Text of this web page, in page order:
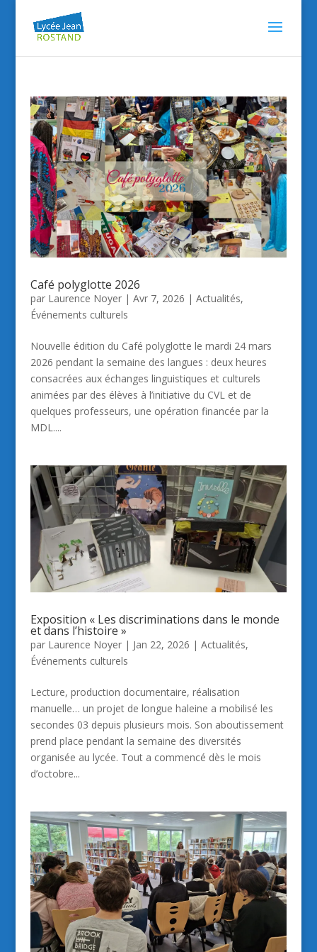
Café polyglotte 2026
par Laurence Noyer| Avr 7, 2026 | Actualités,
Événements culturels
Nouvelle édition du Café polyglotte le mardi 24 mars
2026 pendant la semaine des langues : deux heures
consacrées aux échanges linguistiques et culturels
animées par des élèves à l’initiative du CVL et de
quelques professeurs, une opération financée par la
MDL....
Exposition « Les discriminations dans le monde
et dans l’histoire »
par Laurence Noyer| Jan 22, 2026 | Actualités,
Événements culturels
Lecture, production documentaire, réalisation
manuelle… un projet de longue haleine a mobilisé les
secondes 03 depuis plusieurs mois. Son aboutissement
prend place pendant la semaine des diversités
organisée au lycée. Tout a commencé dès le mois
d’octobre...